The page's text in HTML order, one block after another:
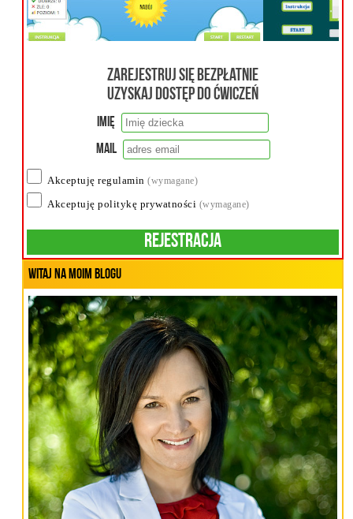
Zarejestruj się bezpłatnie
uzyskaj dostęp do ćwiczeń
Imię
Mail
Akceptuję regulamin(wymagane)
Akceptuję politykę prywatności (wymagane)
Rejestracja
Witaj na moim blogu